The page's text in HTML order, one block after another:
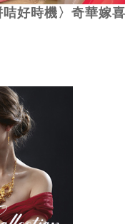
咭好時機〉奇華嫁